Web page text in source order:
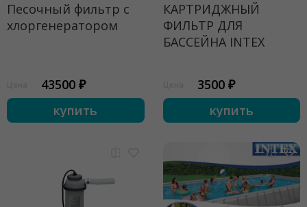
Песочный фильтр с
хлоргенератором
43500 ₽
купить
КАРТРИДЖНЫЙ
ФИЛЬТР ДЛЯ
БАССЕЙНА INTEX
3500 ₽
купить